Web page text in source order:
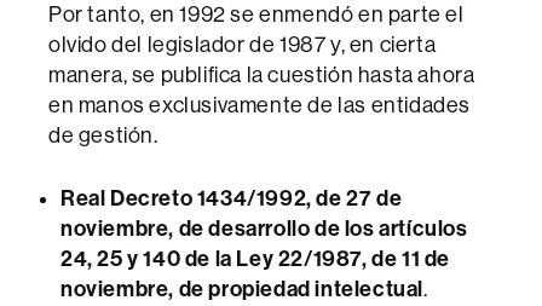
Por tanto, en 1992 se enmendó en parte el
olvido del legislador de 1987 y, en cierta
manera, se publifica la cuestión hasta ahora
en manos exclusivamente de las entidades
de gestión.
Real Decreto 1434/1992, de 27 de
noviembre, de desarrollo de los artículos
24, 25 y 140 de la Ley 22/1987, de 11 de
noviembre, de propiedad intelectual.